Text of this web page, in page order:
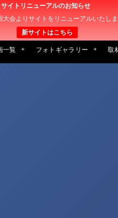
サイトリニューアルのお知らせ
大会よりサイトをリニューアルいたしま
新サイトはこちら
一覧 フォトギャラリー 取